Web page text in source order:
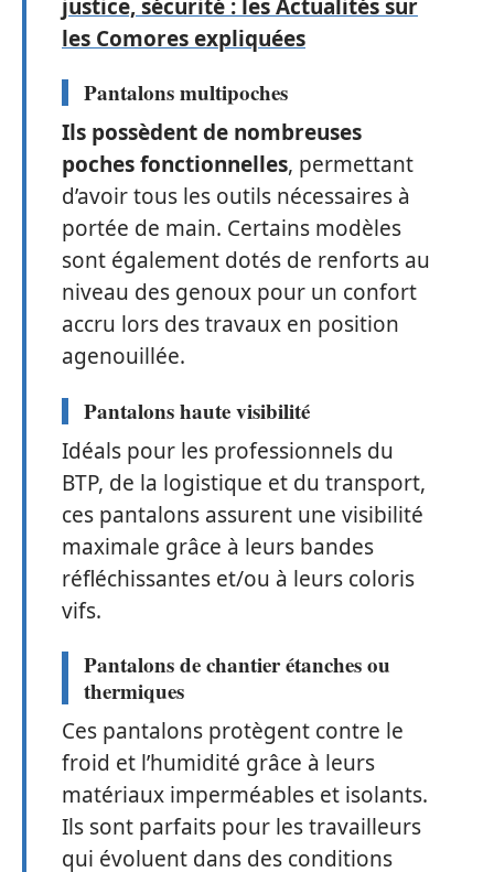
justice, sécurité : les Actualités sur
les Comores expliquées
Pantalons multipoches
Ils possèdent de nombreuses
poches fonctionnelles, permettant
d’avoir tous les outils nécessaires à
portée de main. Certains modèles
sont également dotés de renforts au
niveau des genoux pour un confort
accru lors des travaux en position
agenouillée.
Pantalons haute visibilité
Idéals pour les professionnels du
BTP, de la logistique et du transport,
ces pantalons assurent une visibilité
maximale grâce à leurs bandes
réfléchissantes et/ou à leurs coloris
vifs.
Pantalons de chantier étanches ou
thermiques
Ces pantalons protègent contre le
froid et l’humidité grâce à leurs
matériaux imperméables et isolants.
Ils sont parfaits pour les travailleurs
qui évoluent dans des conditions